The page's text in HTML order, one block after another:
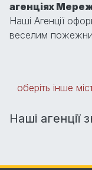
агенціях
Наші Агенції
веселим
оберіть інше
Наші агенції